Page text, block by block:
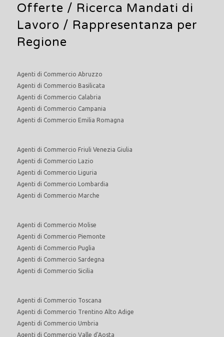
Offerte / Ricerca Mandati di
Lavoro / Rappresentanza per
Regione
Agenti di Commercio Abruzzo
Agenti di Commercio Basilicata
Agenti di Commercio Calabria
Agenti di Commercio Campania
Agenti di Commercio Emilia Romagna
Agenti di Commercio Friuli Venezia Giulia
Agenti di Commercio Lazio
Agenti di Commercio Liguria
Agenti di Commercio Lombardia
Agenti di Commercio Marche
Agenti di Commercio Molise
Agenti di Commercio Piemonte
Agenti di Commercio Puglia
Agenti di Commercio Sardegna
Agenti di Commercio Sicilia
Agenti di Commercio Toscana
Agenti di Commercio Trentino Alto Adige
Agenti di Commercio Umbria
Agenti di Commercio Valle d'Aosta